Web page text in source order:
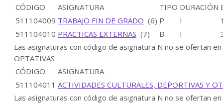
CÓDIGO
ASIGNATURA TIPO DURACIÓN
511104009 TRABAJO FIN DE GRADO (6) P I
511104010 PRACTICAS EXTERNAS (7) B I
Las asignaturas con código de asignatura N no se ofertan
OPTATIVAS
CÓDIGO
ASIGNATURA
511104011 ACTIVIDADES CULTURALES, DEPORTIVAS Y
Las asignaturas con código de asignatura N no se ofertan